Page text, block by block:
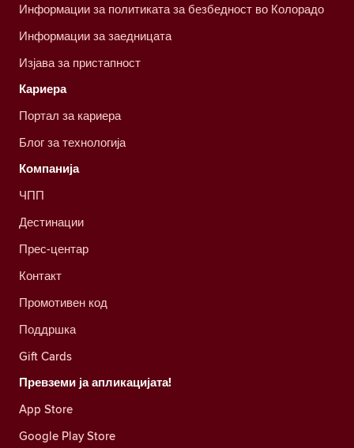
Информации за политиката за безбедност во Колорадо
Информации за заедницата
Изјава за пристапност
Кариера
Портал за кариера
Блог за технологија
Компанија
ЧПП
Дестинации
Прес-центар
Контакт
Промотивен код
Поддршка
Gift Cards
Превземи ја апликацијата!
App Store
Google Play Store